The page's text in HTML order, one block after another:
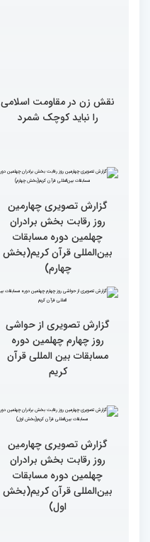
نقش زن در مقاومت اسلامی
را نباید کوچک شمرد
گزارش تصویری چهارمین
روز رقابت بخش برادران
چهلمین دوره مسابقات
بین‌المللی قرآن کریم(بخش
چهارم)
گزارش تصویری از حواشی
روز چهارم چهلمین دوره
مسابقات بین المللی قرآن
کریم